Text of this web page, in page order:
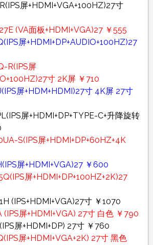
屏+HDMI+VGA+100HZ)27寸
(VA面板+HDMI+VGA)27 ￥555
屏+HDMI+DP+AUDIO+100HZ)27
R(IPS屏
寸 2K屏 ￥710
屏+HDM+HDMI)27寸 4K屏 27寸
屏+HDMI+DP+TYPE-C+升降旋转
S(IPS屏+HDMI+DP+60HZ+4K
屏+HDMI+VGA)27 ￥600
屏+HDMI+DP+100HZ+2K)27
(IPS+HDMI+VGA)27寸 ￥1070
屏+HDMI+VGA) 27寸 白色 ￥790
屏+HDMI+DP) 27寸 ￥760
屏+HDMI+VGA+2K) 27寸 黑色